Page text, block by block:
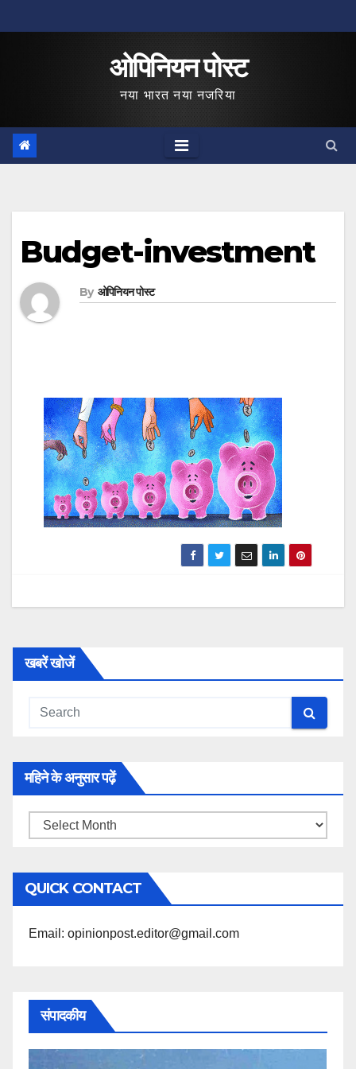
to
ओपिनियन पोस्ट
नया भारत नया नजरिया
Budget-investment
By ओपिनियन पोस्ट
खबरें खोजें
महिने के अनुसार पढ़ें
महिने
अनुसार
पढ़ें
QUICK CONTACT
Email: opinionpost.editor@gmail.com
संपादकीय